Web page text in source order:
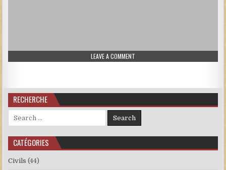
LEAVE A COMMENT
RECHERCHE
Search for:
CATÉGORIES
Civils (44)